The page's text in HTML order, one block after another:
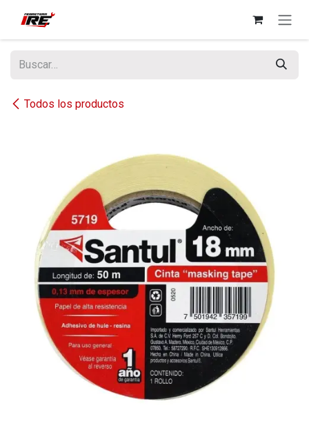
Todos los productos